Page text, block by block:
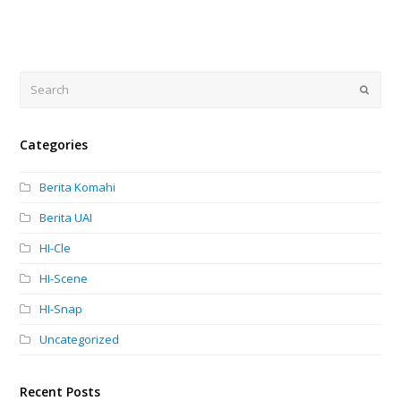
Submit
Categories
Berita Komahi
Berita UAI
HI-Cle
HI-Scene
HI-Snap
Uncategorized
Recent Posts